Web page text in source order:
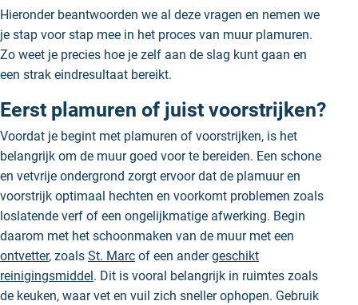
Hieronder beantwoorden we al deze vragen en nemen we
je stap voor stap mee in het proces van muur plamuren.
Zo weet je precies hoe je zelf aan de slag kunt gaan en
een strak eindresultaat bereikt.
Eerst plamuren of juist voorstrijken?
Voordat je begint met plamuren of voorstrijken, is het
belangrijk om de muur goed voor te bereiden. Een schone
en vetvrije ondergrond zorgt ervoor dat de plamuur en
voorstrijk optimaal hechten en voorkomt problemen zoals
loslatende verf of een ongelijkmatige afwerking. Begin
daarom met het schoonmaken van de muur met een
ontvetter, zoals St. Marc of een andergeschikt
reinigingsmiddel . Dit is vooral belangrijk in ruimtes zoals
de keuken, waar vet en vuil zich sneller ophopen. Gebruik